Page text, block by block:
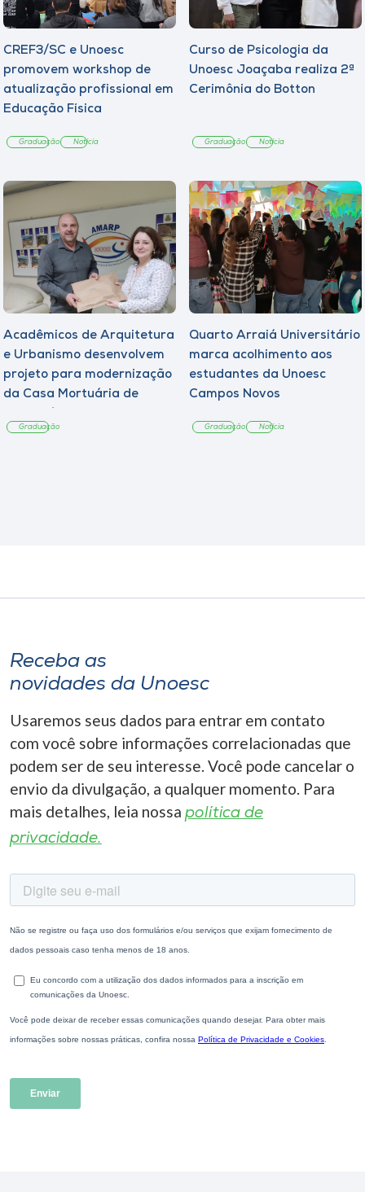
CREF3/SC e Unoesc
promovem workshop de
atualização profissional em
Educação Física
Graduação Notícia
Curso de Psicologia da
Unoesc Joaçaba realiza 2ª
Cerimônia do Botton
Graduação Notícia
Acadêmicos de Arquitetura
e Urbanismo desenvolvem
projeto para modernização
da Casa Mortuária de
Graduação
Quarto Arraiá Universitário
marca acolhimento aos
estudantes da Unoesc
Campos Novos
Graduação Notícia
Receba as
novidades da Unoesc
Usaremos seus dados para entrar em contato
com você sobre informações correlacionadas que
podem ser de seu interesse. Você pode cancelar o
envio da divulgação, a qualquer momento. Para
mais detalhes, leia nossa política de
privacidade.